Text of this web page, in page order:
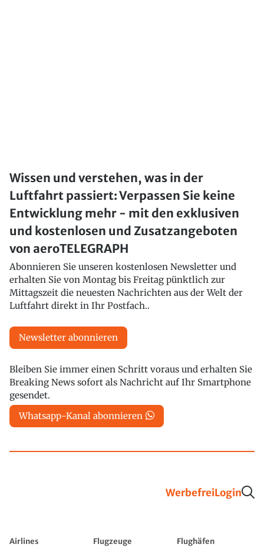
Wissen und verstehen, was in der
Luftfahrt passiert: Verpassen Sie keine
Entwicklung mehr - mit den exklusiven
und kostenlosen und Zusatzangeboten
von aeroTELEGRAPH
Abonnieren Sie unseren kostenlosen Newsletter und
erhalten Sie von Montag bis Freitag pünktlich zur
Mittagszeit die neuesten Nachrichten aus der Welt der
Luftfahrt direkt in Ihr Postfach..
Newsletter abonnieren
Bleiben Sie immer einen Schritt voraus und erhalten Sie
Breaking News sofort als Nachricht auf Ihr Smartphone
gesendet.
Whatsapp-Kanal abonnieren
WerbefreiLogin
Airlines Flugzeuge
Flughäfen